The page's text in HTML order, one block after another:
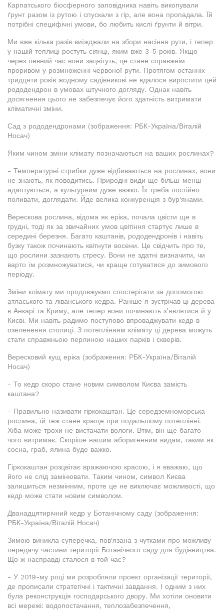
Карпатського біосферного заповідника навіть викопували
ґрунт разом із рутою і спускали з гір, але вона пропадала. Їй
потрібні специфічні умови, бо любить кислі ґрунти й вітри.
Ми вже кілька разів виїжджали на збори насіння рути, і тепер
у нашій теплиці ростуть сіянці, яким вже 3-5 років. Якщо
через певний час вони зацвітуть, це стане справжнім
проривом у розмноженні червоної рути. Протягом останніх
тридцяти років жодному садівникові не вдалося виростити цей
рододендрон в умовах штучного догляду. Однак навіть
досягнення цього не забезпечує його здатність витримати
кліматичні зміни.
Сад з рододендронами (зображення: РБК-Україна/Віталій
Носач)
Яким чином зміни клімату позначаються на ваших рослинах?
- Температурні стрибки дуже відбиваються на рослинах, вони
не знають, як поводитись. Природні види ще більш-менш
адаптуються, а культурним дуже важко. Їх треба постійно
поливати, доглядати. Йде велика конкуренція з бур'янами.
Верескова рослина, відома як еріка, почала цвісти ще в
грудні, тоді як за звичайних умов цвітіння стартує лише в
середині березня. Багато каштанів, рододендронів і навіть
бузку також починають квітнути восени. Це свідчить про те,
що рослини зазнають стресу. Вони не здатні визначити, чи
варто їм розмножуватися, чи краще готуватися до зимового
періоду.
Зміни клімату ми продовжуємо спостерігати за допомогою
атласького та ліванського кедра. Раніше я зустрічав ці дерева
в Анкарі та Криму, але тепер вони починають з’являтися й у
Києві. Ми навіть радимо поступово впроваджувати кедр в
озеленення столиці. З потеплінням клімату ці дерева можуть
стати справжньою перлиною наших парків і скверів.
Вересковий кущ еріка (зображення: РБК-Україна/Віталій
Носач)
- То кедр скоро стане новим символом Києва замість
каштана?
- Правильно називати гіркокаштан. Це середземноморська
рослина, їй теж стане краще при подальшому потеплінні.
Хіба може трохи не вистачати вологи. Втім, він ще багато
чого витримає. Скоріше нашим аборигенним видам, таким як
сосна, граб, ялина буде важко.
Гіркокаштан розцвітає вражаючою красою, і я вважаю, що
його не слід замінювати. Таким чином, символ Києва
залишиться незмінним, проте це не виключає можливості, що
кедр може стати новим символом.
Дванадцятирічний кедр у Ботанічному саду (зображення:
РБК-Україна/Віталій Носач)
Зимою виникла суперечка, пов'язана з чутками про можливу
передачу частини території Ботанічного саду для будівництва.
Що ж насправді сталося в той час?
- У 2019-му році ми розробляли проект організації території,
де прописали стратегічні і тактичні завдання. І одним з них
була реконструкція господарського двору. Ми хотіли оновити
всі мережі: водопостачання, теплозабезпечення,